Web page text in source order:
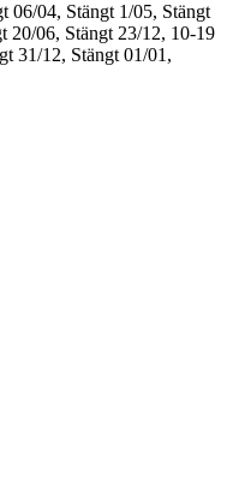
06/04, Stängt 1/05, Stängt
20/06, Stängt 23/12, 10-19
31/12, Stängt 01/01,